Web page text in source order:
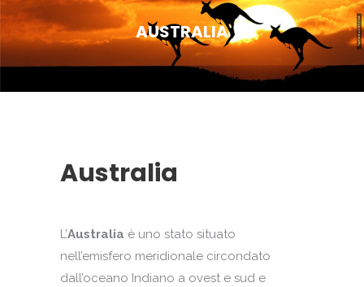
AUSTRALIA
Australia
L’Australia è uno stato situato
nell’emisfero meridionale circondato
dall’oceano Indiano a ovest e sud e